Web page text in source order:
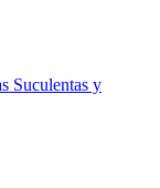
Suculentas y